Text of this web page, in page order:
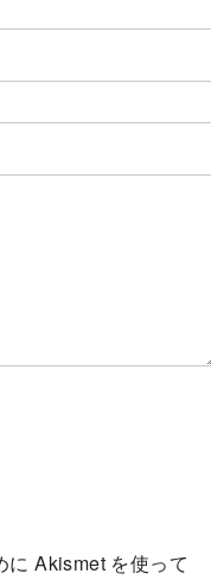
に Akismet を使って